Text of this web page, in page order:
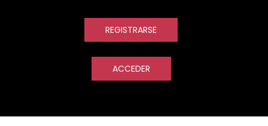
REGISTRARSE
ACCEDER